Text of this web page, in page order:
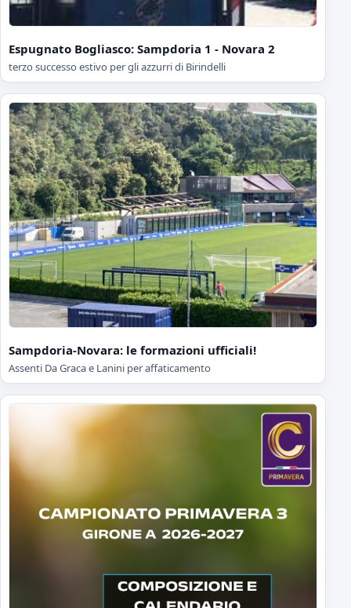
Espugnato Bogliasco: Sampdoria 1 - Novara 2
terzo successo estivo per gli azzurri di Birindelli
Sampdoria-Novara: le formazioni ufficiali!
Assenti Da Graca e Lanini per affaticamento